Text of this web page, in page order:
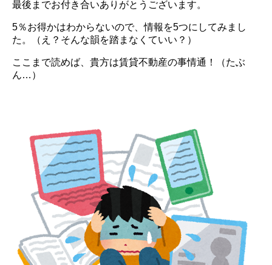
最後までお付き合いありがとうございます。
5％お得かはわからないので、情報を5つにしてみまし
た。（え？そんな韻を踏まなくていい？）
ここまで読めば、貴方は賃貸不動産の事情通！（たぶ
ん…）